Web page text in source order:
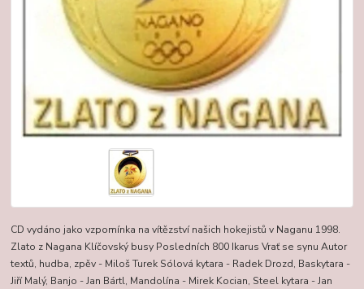
CD vydáno jako vzpomínka na vítězství našich hokejistů v Naganu 1998.
Zlato z Nagana Klíčovský busy Posledních 800 Ikarus Vrať se synu Autor
textů, hudba, zpěv - Miloš Turek Sólová kytara - Radek Drozd, Baskytara -
Jiří Malý, Banjo - Jan Bártl, Mandolína - Mirek Kocian, Steel kytara - Jan